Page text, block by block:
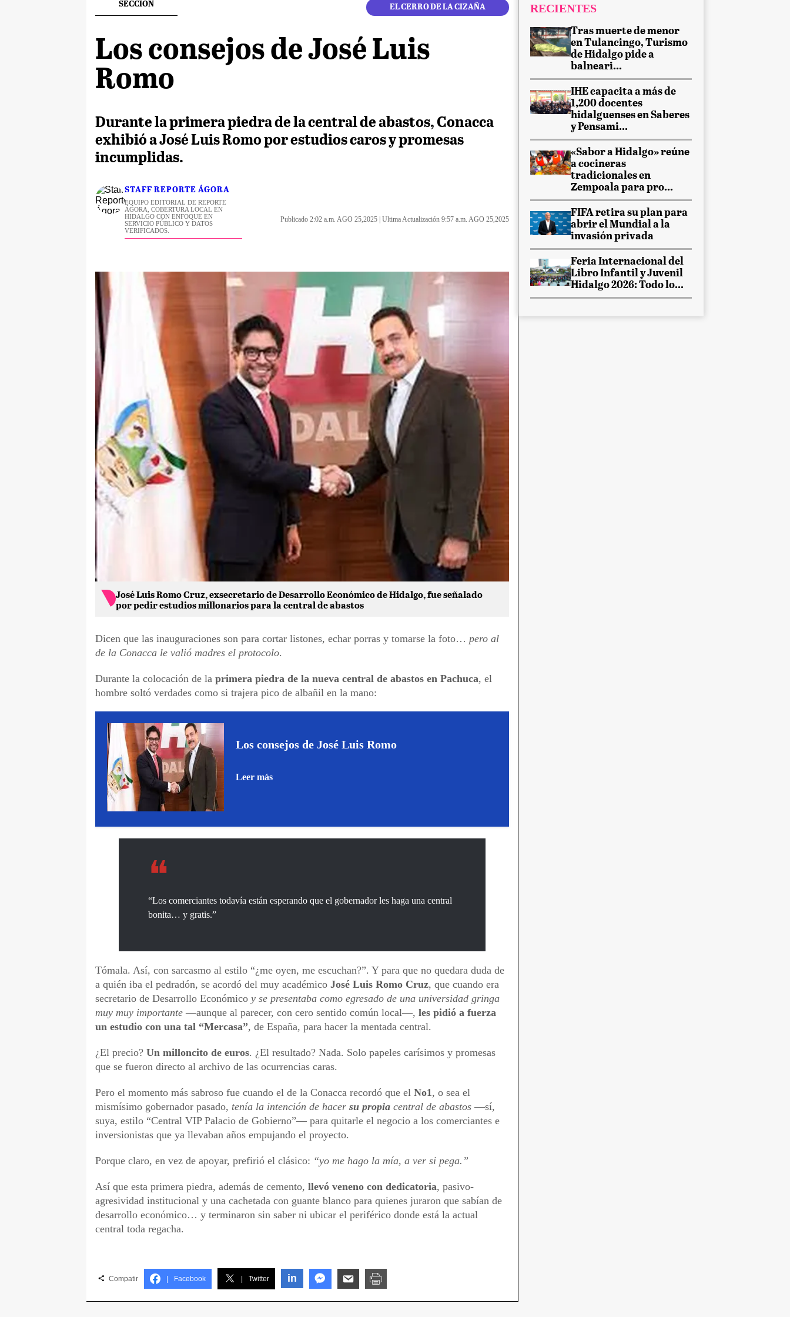
SECCION EL CERRO DE LA CIZAÑA
Los consejos de José Luis
Romo
Durante la primera piedra de la central de abastos, Conacca
exhibió a José Luis Romo por estudios caros y promesas
incumplidas.
STAFF REPORTE ÁGORA
EQUIPO EDITORIAL DE REPORTE
ÁGORA, COBERTURA LOCAL EN
HIDALGO CON ENFOQUE EN
SERVICIO PÚBLICO Y DATOS
VERIFICADOS.
Publicado 2:02 a.m. AGO 25,2025 | Ultima Actualización 9:57 a.m. AGO 25,2025
José Luis Romo Cruz, exsecretario de Desarrollo Económico de Hidalgo, fue señalado
por pedir estudios millonarios para la central de abastos
Dicen que las inauguraciones son para cortar listones, echar porras y tomarse la foto… pero al
de la Conacca le valió madres el protocolo.
Durante la colocación de la primera piedra de la nueva central de abastos en Pachuca, el
hombre soltó verdades como si trajera pico de albañil en la mano:
Los consejos de José Luis Romo
Leer más
“Los comerciantes todavía están esperando que el gobernador les haga una central
bonita… y gratis.”
Tómala. Así, con sarcasmo al estilo “¿me oyen, me escuchan?”. Y para que no quedara duda de
a quién iba el pedradón, se acordó del muy académico José Luis Romo Cruz, que cuando era
secretario de Desarrollo Económico y se presentaba como egresado de una universidad gringa
muy muy importante —aunque al parecer, con cero sentido común local—, les pidió a fuerza
un estudio con una tal “Mercasa”, de España, para hacer la mentada central.
¿El precio? Un milloncito de euros. ¿El resultado? Nada. Solo papeles carísimos y promesas
que se fueron directo al archivo de las ocurrencias caras.
Pero el momento más sabroso fue cuando el de la Conacca recordó que el No1 , o sea el
mismísimo gobernador pasado, tenía la intención de hacer su propia central de abastos —sí,
suya, estilo “Central VIP Palacio de Gobierno”— para quitarle el negocio a los comerciantes e
inversionistas que ya llevaban años empujando el proyecto.
Porque claro, en vez de apoyar, prefirió el clásico: “yo me hago la mía, a ver si pega.”
Así que esta primera piedra, además de cemento, llevó veneno con dedicatoria, pasivo-
agresividad institucional y una cachetada con guante blanco para quienes juraron que sabían de
desarrollo económico… y terminaron sin saber ni ubicar el periférico donde está la actual
central toda regacha.
Compatir | Facebook | Twitter in
RECIENTES
Tras muerte de menor
en Tulancingo, Turismo
de Hidalgo pide a
balneari...
IHE capacita a más de
1,200 docentes
hidalguenses en Saberes
y Pensami...
«Sabor a Hidalgo» reúne
a cocineras
tradicionales en
Zempoala para pro...
FIFA retira su plan para
abrir el Mundial a la
invasión privada
Feria Internacional del
Libro Infantil y Juvenil
Hidalgo 2026: Todo lo...